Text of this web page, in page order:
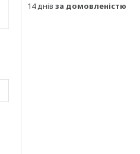
14 днів за домовленістю